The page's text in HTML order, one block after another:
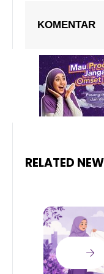
KOMENTAR
RELATED